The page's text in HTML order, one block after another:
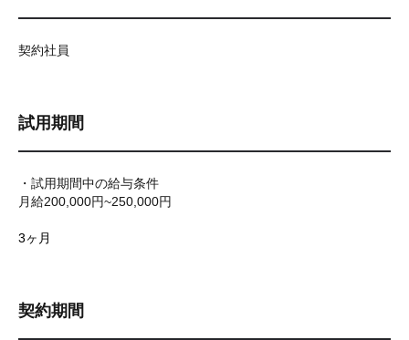
契約社員
試用期間
・試用期間中の給与条件
月給200,000円~250,000円
3ヶ月
契約期間